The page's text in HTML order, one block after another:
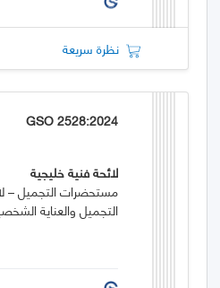
نظرة سريعة
GSO 2528:2024
لائحة فنية خليجية
مستحضرات التجميل –
التجميل والعناية